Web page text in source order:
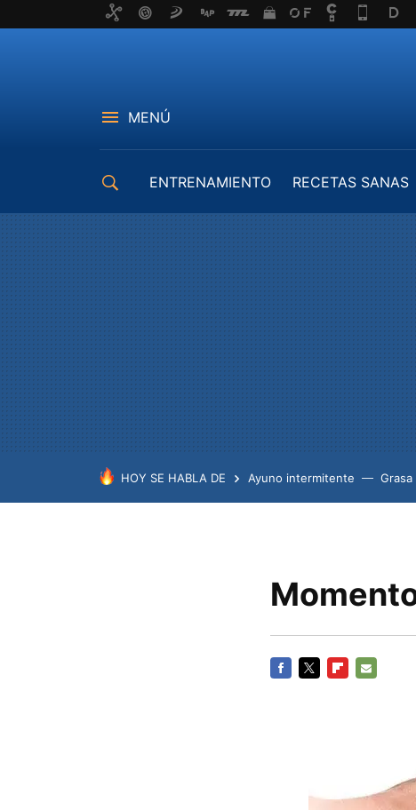
MENÚ
ENTRENAMIENTO RECETAS SANAS
HOY SE HABLA DE Ayuno intermitente Grasa